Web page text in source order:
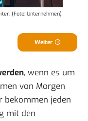
(Foto: Unternehmen)
Weiter
, wenn es um
von Morgen
bekommen jeden
mit den